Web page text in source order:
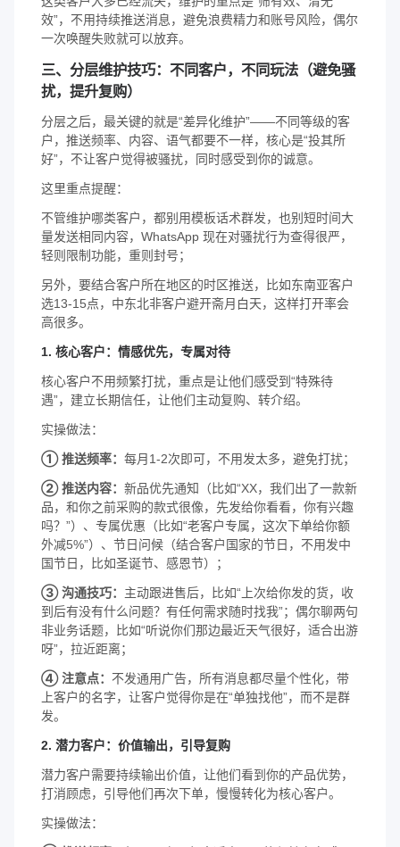
效”，不用持续推送消息，避免浪费精力和账号风险，偶尔
一次唤醒失败就可以放弃。
三、分层维护技巧：不同客户，不同玩法（避免骚
扰，提升复购）
分层之后，最关键的就是“差异化维护”——不同等级的客
户，推送频率、内容、语气都要不一样，核心是“投其所
好”，不让客户觉得被骚扰，同时感受到你的诚意。
这里重点提醒：
不管维护哪类客户，都别用模板话术群发，也别短时间大
量发送相同内容，WhatsApp 现在对骚扰行为查得很严，
轻则限制功能，重则封号；
另外，要结合客户所在地区的时区推送，比如东南亚客户
选13-15点，中东北非客户避开斋月白天，这样打开率会
高很多。
1. 核心客户：情感优先，专属对待
核心客户不用频繁打扰，重点是让他们感受到“特殊待
遇”，建立长期信任，让他们主动复购、转介绍。
实操做法：
① 推送频率： 每月1-2次即可，不用发太多，避免打扰；
② 推送内容： 新品优先通知（比如“XX，我们出了一款新
品，和你之前采购的款式很像，先发给你看看，你有兴趣
吗？”）、专属优惠（比如“老客户专属，这次下单给你额
外减5%”）、节日问候（结合客户国家的节日，不用发中
国节日，比如圣诞节、感恩节）；
③ 沟通技巧： 主动跟进售后，比如“上次给你发的货，收
到后有没有什么问题？有任何需求随时找我”；偶尔聊两句
非业务话题，比如“听说你们那边最近天气很好，适合出游
呀”，拉近距离；
④ 注意点： 不发通用广告，所有消息都尽量个性化，带
上客户的名字，让客户觉得你是在“单独找他”，而不是群
发。
2. 潜力客户：价值输出，引导复购
潜力客户需要持续输出价值，让他们看到你的产品优势，
打消顾虑，引导他们再次下单，慢慢转化为核心客户。
实操做法：